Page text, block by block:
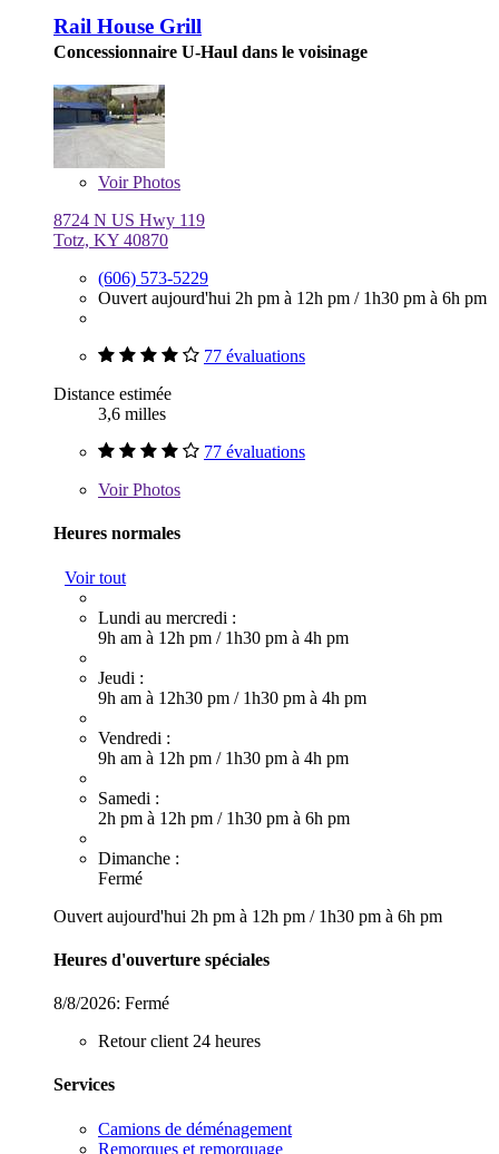
Rail House Grill
Concessionnaire U-Haul dans le voisinage
VoirPhotos
8724 N US Hwy 119
Totz, KY 40870
(606) 573-5229
Ouvert aujourd'hui 2h pm à 12h pm / 1h30 pm à 6h pm
77 évaluations
Distance estimée
3,6 milles
77 évaluations
VoirPhotos
Heures normales
Voir tout
Lundi au mercredi :
9h am à 12h pm / 1h30 pm à 4h pm
Jeudi :
9h am à 12h30 pm / 1h30 pm à 4h pm
Vendredi :
9h am à 12h pm / 1h30 pm à 4h pm
Samedi :
2h pm à 12h pm / 1h30 pm à 6h pm
Dimanche :
Fermé
Ouvert aujourd'hui 2h pm à 12h pm / 1h30 pm à 6h pm
Heures d'ouverture spéciales
8/8/2026: Fermé
Retour client 24 heures
Services
Camions de déménagement
Remorques et remorquage